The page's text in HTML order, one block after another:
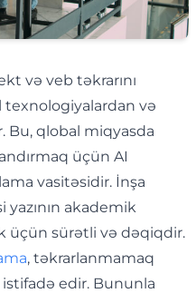
və veb təkrarını
texnologiyalardan və
Bu, qlobal miqyasda
üçün AI
vasitəsidir. İnşa
yazının akademik
üçün sürətli və dəqiqdir.
, təkrarlanmamaq
edir. Bununla